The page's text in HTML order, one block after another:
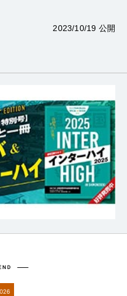
2023/10/19 公開